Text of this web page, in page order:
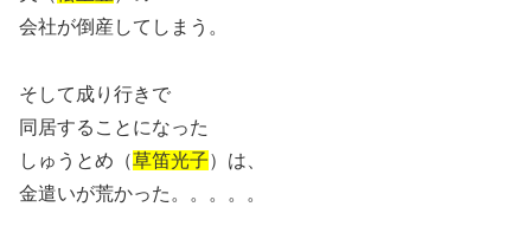
会社が倒産してしまう。
そして成り行きで
同居することになった
しゅうとめ（草笛光子）は、
金遣いが荒かった。。。。。